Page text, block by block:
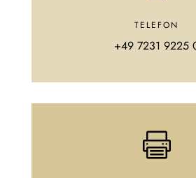
TELEFON
+49 7231 9225
